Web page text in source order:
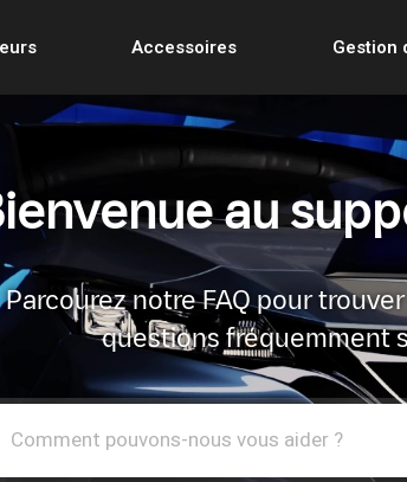
Accessoires Gestion
au
Parcourez notre FAQ pour
questions fréquemment